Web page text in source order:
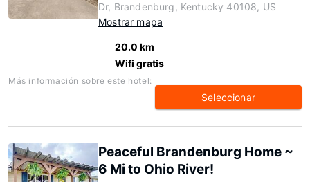
Dr, Brandenburg, Kentucky 40108, US
Mostrar mapa
20.0 km
Wifi gratis
Más información sobre este hotel:
Seleccionar
Peaceful Brandenburg Home ~
6 Mi to Ohio River!